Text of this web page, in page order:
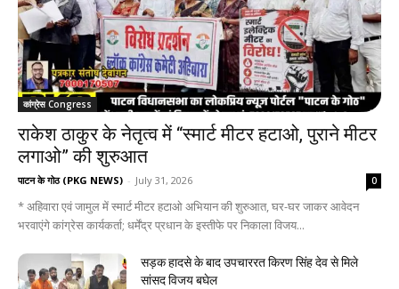
कांग्रेस Congress
राकेश ठाकुर के नेतृत्व में “स्मार्ट मीटर हटाओ, पुराने मीटर
लगाओ” की शुरुआत
पाटन के गोठ (PKG NEWS) - July 31, 2026 0
* अहिवारा एवं जामुल में स्मार्ट मीटर हटाओ अभियान की शुरुआत, घर-घर जाकर आवेदन
भरवाएंगे कांग्रेस कार्यकर्ता; धर्मेंद्र प्रधान के इस्तीफे पर निकाला विजय...
सड़क हादसे के बाद उपचाररत किरण सिंह देव से मिले
सांसद विजय बघेल